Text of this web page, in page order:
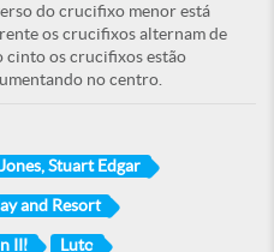
do crucifixo menor está
os crucifixos alternam de
cinto os crucifixos estão
no centro.
Stuart Edgar
and Resort
III Luto